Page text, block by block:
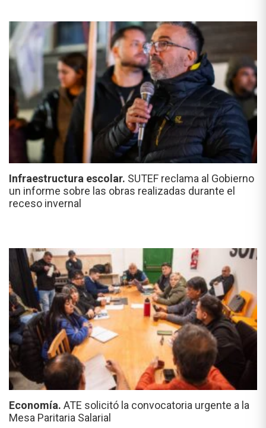
Infraestructura escolar. SUTEF reclama al Gobierno
un informe sobre las obras realizadas durante el
receso invernal
Economía. ATE solicitó la convocatoria urgente a la
Mesa Paritaria Salarial